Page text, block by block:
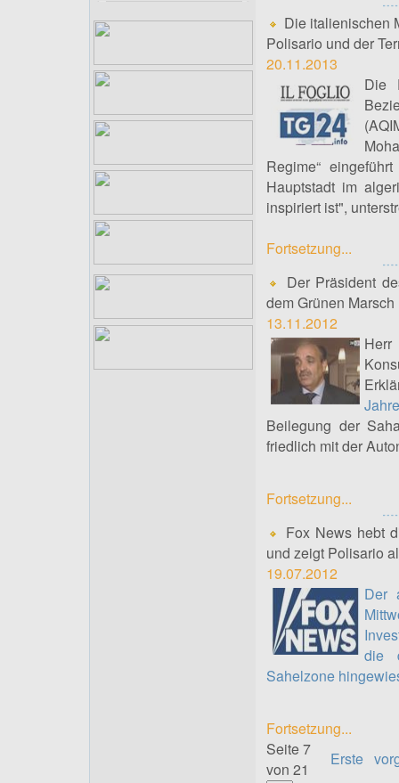
Die italienischen
Polisario und der
20.11.2013
Die
Regime“
Hauptstadt im
inspiriert ist",
Fortsetzung...
Der Präsident
dem Grünen
13.11.2012
Beilegung der
friedlich mit der
Fortsetzung...
Fox News hebt
und zeigt Polisario
19.07.2012
Der
die
Sahelzone
Fortsetzung...
Seite 7
von 21
Erste